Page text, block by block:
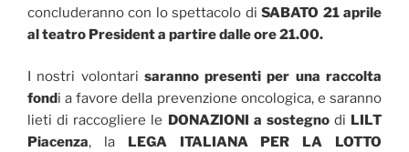
concluderanno con lo spettacolo diSABATO 21 aprile
al teatro President a partire dalle ore 21.00.
I nostri volontari saranno presenti per una raccolta
fondi a favore della prevenzione oncologica, e saranno
lieti di raccogliere le DONAZIONI a sostegnodi LILT
Piacenza, la LEGA ITALIANA PER LA LOTTO